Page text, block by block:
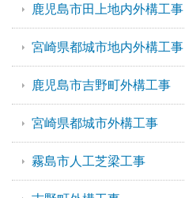
鹿児島市田上地内外構工事
宮崎県都城市地内外構工事
鹿児島市吉野町外構工事
宮崎県都城市外構工事
霧島市人工芝梁工事